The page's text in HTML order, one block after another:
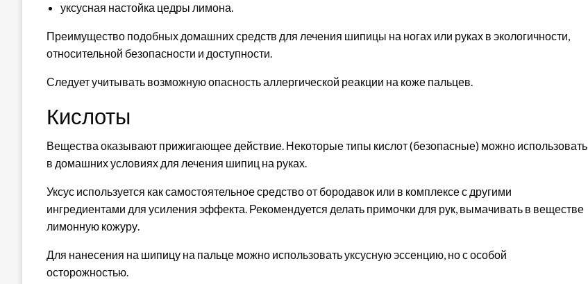
уксусная настойка цедры лимона.
Преимущество подобных домашних средств для лечения шипицы на ногах или руках в экологичности,
относительной безопасности и доступности.
Следует учитывать возможную опасность аллергической реакции на коже пальцев.
Кислоты
Вещества оказывают прижигающее действие. Некоторые типы кислот (безопасные) можно использовать
в домашних условиях для лечения шипиц на руках.
Уксус используется как самостоятельное средство от бородавок или в комплексе с другими
ингредиентами для усиления эффекта. Рекомендуется делать примочки для рук, вымачивать в веществе
лимонную кожуру.
Для нанесения на шипицу на пальце можно использовать уксусную эссенцию, но с особой
осторожностью.